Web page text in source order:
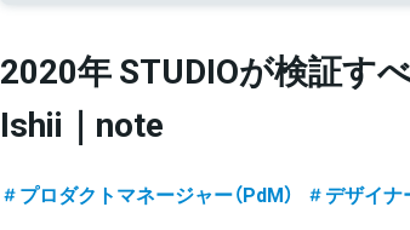
2020年 STUDIOが検証す
Ishii｜note
プロダクトマネージャー（PdM） デザイナ